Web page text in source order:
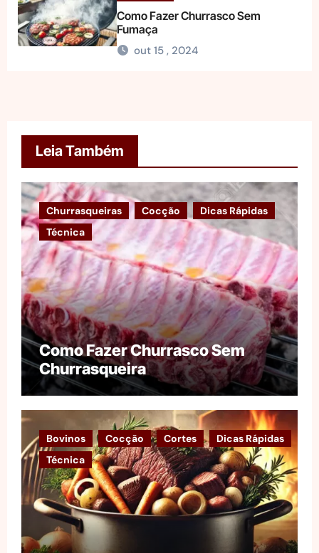
Como Fazer Churrasco Sem
Fumaça
out 15 , 2024
Leia Também
Churrasqueiras Cocção
Dicas Rápidas
Técnica
Como Fazer Churrasco Sem
Churrasqueira
Bovinos Cocção Cortes
Dicas Rápidas
Técnica